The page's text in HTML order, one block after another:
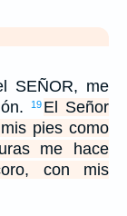
SEÑOR, me
19 El Señor
pies como
me hace
con mis